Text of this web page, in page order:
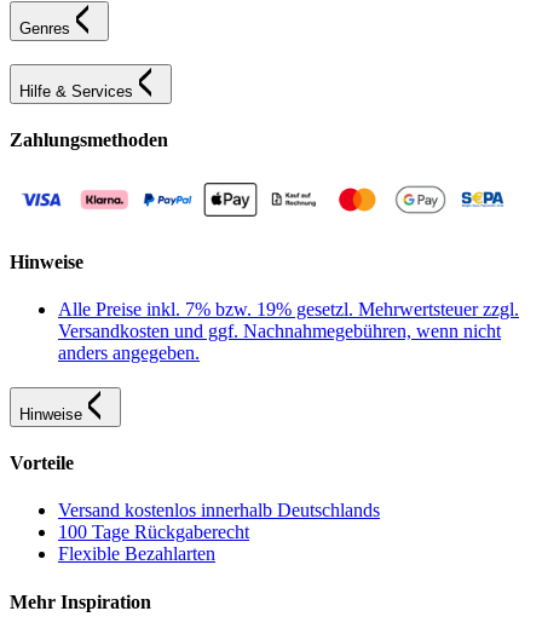
Genres
Hilfe & Services
Zahlungsmethoden
Hinweise
Alle Preise inkl. 7% bzw. 19% gesetzl. Mehrwertsteuer zzgl.
Versandkosten und ggf. Nachnahmegebühren, wenn nicht
anders angegeben.
Hinweise
Vorteile
Versand kostenlos innerhalb Deutschlands
100 Tage Rückgaberecht
Flexible Bezahlarten
Mehr Inspiration